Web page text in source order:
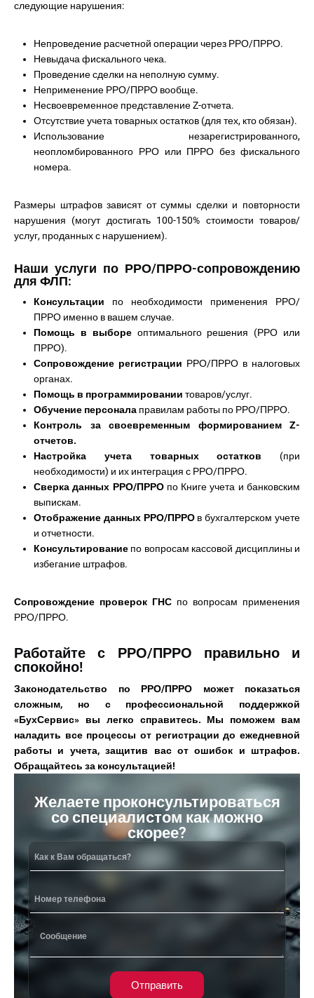
следующие нарушения:
Непроведение расчетной операции через РРО/ПРРО.
Невыдача фискального чека.
Проведение сделки на неполную сумму.
Неприменение РРО/ПРРО вообще.
Несвоевременное представление Z-отчета.
Отсутствие учета товарных остатков (для тех, кто обязан).
Использование незарегистрированного,
неопломбированного РРО или ПРРО без фискального
номера.
Размеры штрафов зависят от суммы сделки и повторности
нарушения (могут достигать 100-150% стоимости товаров/
услуг, проданных с нарушением).
Наши услуги по РРО/ПРРО-сопровождению
для ФЛП:
Консультации по необходимости применения РРО/
ПРРО именно в вашем случае.
Помощь в выборе оптимального решения (РРО или
ПРРО).
Сопровождение регистрации РРО/ПРРО в налоговых
органах.
Помощь в программировании товаров/услуг.
Обучение персонала правилам работы по РРО/ПРРО.
Контроль за своевременным формированием Z-
отчетов.
Настройка учета товарных остатков (при
необходимости) и их интеграция с РРО/ПРРО.
Сверка данных РРО/ПРРО по Книге учета и банковским
выпискам.
Отображение данных РРО/ПРРО в бухгалтерском учете
и отчетности.
Консультирование по вопросам кассовой дисциплины и
избегание штрафов.
Сопровождение проверок ГНС по вопросам применения
РРО/ПРРО.
Работайте с РРО/ПРРО правильно и
спокойно!
Законодательство по РРО/ПРРО может показаться
сложным, но с профессиональной поддержкой
«БухСервис» вы легко справитесь. Мы поможем вам
наладить все процессы от регистрации до ежедневной
работы и учета, защитив вас от ошибок и штрафов.
Обращайтесь за консультацией!
Желаете проконсультироваться
со специалистом как можно
скорее?
Отправить